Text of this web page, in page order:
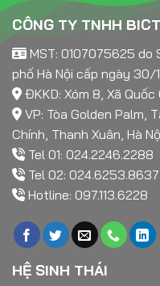
CÔNG TY TNHH
MST: 0107075625
phố Hà Nội cấp ngày 30/
ĐKKD: Xóm 8, Xã Quốc
VP: Tòa Golden Palm,
Chính, Thanh Xuân, Hà
Tel 01: 024.2246.2288
Tel 02: 024.6253.8637
Hotline: 097.113.6228
HỆ SINH THÁI